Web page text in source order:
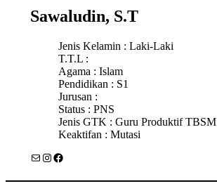
Sawaludin, S.T
Jenis Kelamin : Laki-Laki
T.T.L :
Agama : Islam
Pendidikan : S1
Jurusan :
Status : PNS
Jenis GTK : Guru Produktif TBSM
Keaktifan : Mutasi
Mail
Instagram Facebook